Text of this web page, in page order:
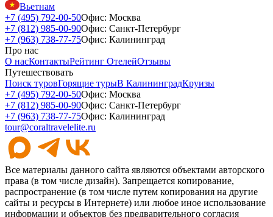
Вьетнам
+7 (495) 792-00-50Офис: Москва
+7 (812) 985-00-90Офис: Санкт-Петербург
+7 (963) 738-77-75Офис: Калининград
Про нас
О насКонтактыРейтинг ОтелейОтзывы
Путешествовать
Поиск туровГорящие турыВ КалининградКруизы
+7 (495) 792-00-50Офис: Москва
+7 (812) 985-00-90Офис: Санкт-Петербург
+7 (963) 738-77-75Офис: Калининград
tour@coraltravelelite.ru
Все материалы данного сайта являются объектами авторского
права (в том числе дизайн). Запрещается копирование,
распространение (в том числе путем копирования на другие
сайты и ресурсы в Интернете) или любое иное использование
информации и объектов без предварительного согласия